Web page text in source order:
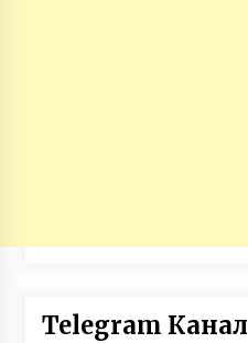
Telegram Канал